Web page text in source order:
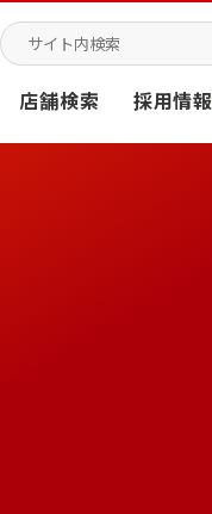
店舗検索 採用情報